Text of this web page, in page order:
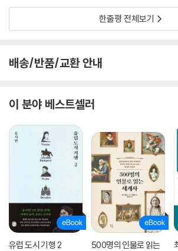
한줄평 전체보기
배송/반품/교환 안내
이 분야 베스트셀러
유럽 도시 기행 2
500명의 인물로 읽는